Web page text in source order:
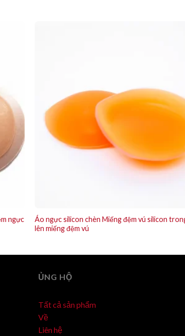
ngực
Áo ngực silicon chèn Miếng đệm vú silicon
lên miếng đệm vú
ỦNG HỘ
Tất cả sản phẩm
Về
Liên hệ